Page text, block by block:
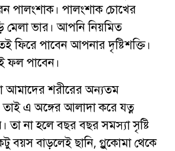
পালংশাক। পালংশাক চোখের
মেলা ভার। আপনি নিয়মিত
ফিরে পাবেন আপনার দৃষ্টিশক্তি।
ফল পাবেন।
শরীরের অন্যতম
এ অঙ্গের আলাদা করে যত্ন
তা না হলে বছর বছর সমস্যা সৃষ্টি
বয়স বাড়লেই ছানি, গ্লুকোমা থেকে